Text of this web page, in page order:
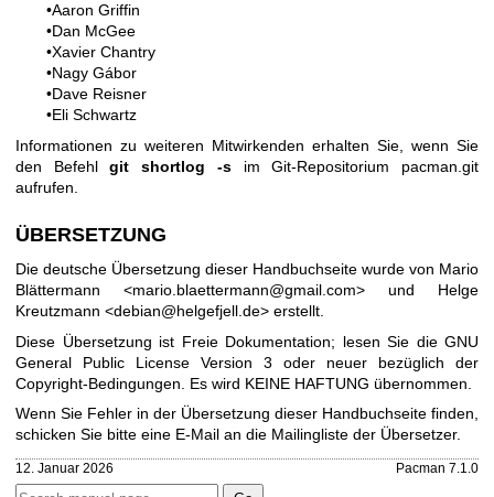
•Aaron Griffin
•Dan McGee
•Xavier Chantry
•Nagy Gábor
•Dave Reisner
•Eli Schwartz
Informationen zu weiteren Mitwirkenden erhalten Sie, wenn Sie
den Befehlgit shortlog -sim Git-Repositorium pacman.git
aufrufen.
ÜBERSETZUNG
Die deutsche Übersetzung dieser Handbuchseite wurde von Mario
Blättermann <mario.blaettermann@gmail.com> und Helge
Kreutzmann <debian@helgefjell.de> erstellt.
Diese Übersetzung ist Freie Dokumentation; lesen Sie die GNU
General Public License Version 3 oder neuer bezüglich der
Copyright-Bedingungen. Es wird KEINE HAFTUNG übernommen.
Wenn Sie Fehler in der Übersetzung dieser Handbuchseite finden,
schicken Sie bitte eine E-Mail an die Mailingliste der Übersetzer.
12. Januar 2026 Pacman 7.1.0